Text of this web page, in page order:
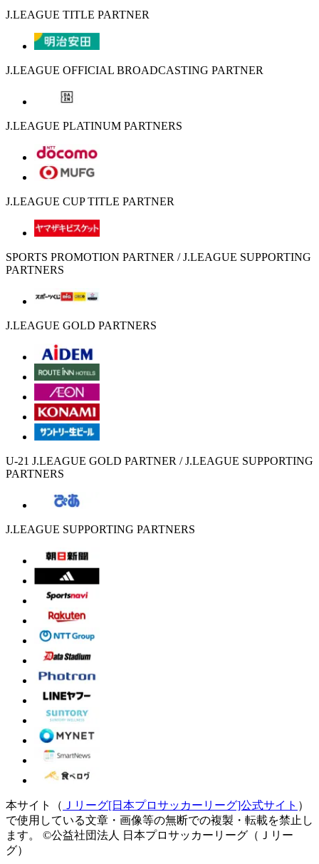
J.LEAGUE TITLE PARTNER
J.LEAGUE OFFICIAL BROADCASTING PARTNER
J.LEAGUE PLATINUM PARTNERS
J.LEAGUE CUP TITLE PARTNER
SPORTS PROMOTION PARTNER / J.LEAGUE SUPPORTING
PARTNERS
J.LEAGUE GOLD PARTNERS
U-21 J.LEAGUE GOLD PARTNER / J.LEAGUE SUPPORTING
PARTNERS
J.LEAGUE SUPPORTING PARTNERS
本サイト（ Ｊリーグ[日本プロサッカーリーグ]公式サイト ）
で使用している文章・画像等の無断での複製・転載を禁止し
ます。
©公益社団法人 日本プロサッカーリーグ（Ｊリー
グ）